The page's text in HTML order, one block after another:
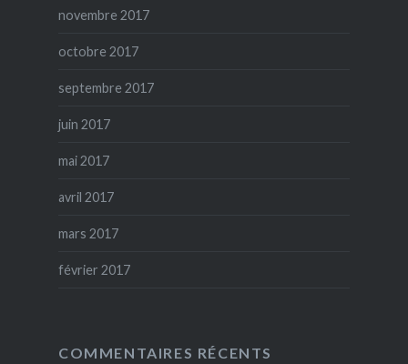
novembre 2017
octobre 2017
septembre 2017
juin 2017
mai 2017
avril 2017
mars 2017
février 2017
COMMENTAIRES RÉCENTS